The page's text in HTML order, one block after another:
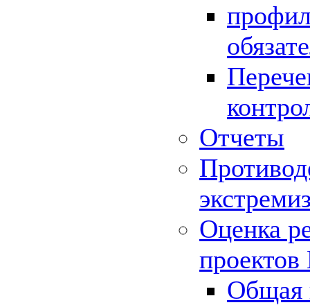
Отчеты
Оценка
Общая